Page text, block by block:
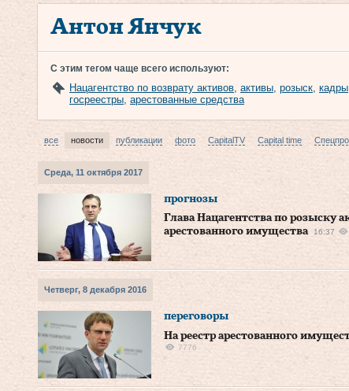
Антон Янчук
С этим тегом чаще всего используют:
Нацагентство по возврату активов, активы, розыск, кадры
госреестры, арестованные средства
все новости публикации фото CapitalTV Capital time
Среда, 11 октября 2017
прогнозы
Глава Нацагентства по розыску
арестованного имущества
16:37
Четверг, 8 декабря 2016
переговоры
На реестр арестованного
7776